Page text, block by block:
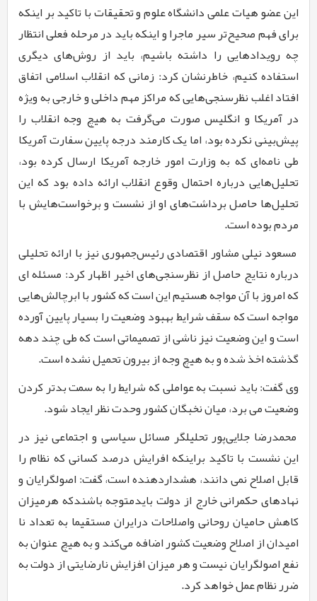
این عضو هیات علمی دانشگاه علوم و تحقیقاتبا تاکید بر اینکه
برای فهم صحیح‌تر سیر ماجرا و اینکه باید در مرحله فعلی انتظار
چه رویدادهایی را داشته باشیم، باید از روش‌های دیگری
استفاده کنیم، خاطرنشان کرد: زمانی که انقلاب اسلامی اتفاق
افتاد اغلب نظرسنجی‌هایی که مراکز مهم داخلی و خارجی به ویژه
در آمریکا و انگلیس صورت می‌گرفت به هیچ وجه انقلاب را
پیش‌بینی نکرده بود، اما یک کارمند درجه پایین سفارت آمریکا
طی نامه‌ای که به وزارت امور خارجه آمریکا ارسال کرده بود،
تحلیل‌هایی درباره احتمال وقوع انقلاب ارائه داده بود که این
تحلیل‌ها حاصل برداشت‌های او از نشست و برخواست‌هایش با
مردم بوده است.
مسعود نیلی مشاور اقتصادی رئیس‌جمهوری نیز با ارائه تحلیلی
درباره نتایج حاصل از نظرسنجی‌های اخیر اظهار کرد: مسئله ای
که امروز با آن مواجه هستیم این است که کشور با ابرچالش‌هایی
مواجه است که سقف شرایط بهبود وضعیت را بسیار پایین آورده
است واین وضعیت نیز ناشی از تصمیماتی است که طی چند دهه
گذشته اخذ شده و به هیچ وجه از بیرون تحمیل نشده است.
وی گفت: باید نسبت به عواملی که شرایط را به سمت بدتر کردن
وضعیت می برد، میان نخبگان کشور وحدت نظر ایجاد شود.
محمدرضا جلایی‌پور تحلیلگر مسائل سیاسی و اجتماعی نیز در
این نشست با تاکید براینکه افرایش درصد کسانی که نظام را
قابل اصلاح نمی دانند، هشداردهنده است، گفت: اصولگرایان و
نهادهای حکمرانی خارج ازدولت بایدمتوجه باشندکه هرمیزان
کاهش حامیان روحانی واصلاحات درایران مستقیما به تعداد نا
امیدان از اصلاح وضعیت کشور اضافه می‌کند و به هیچ عنوان به
نفع اصولگرایان نیست و هر میزان افزایش نارضایتی از دولت به
ضرر نظام عمل خواهد کرد.